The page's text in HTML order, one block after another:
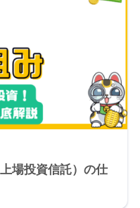
場投資信託）の仕